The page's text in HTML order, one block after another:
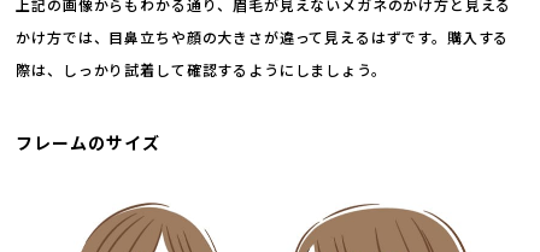
かけ方では、目鼻立ちや顔の大きさが違って見えるはずです。購入する
際は、しっかり試着して確認するようにしましょう。
フレームのサイズ